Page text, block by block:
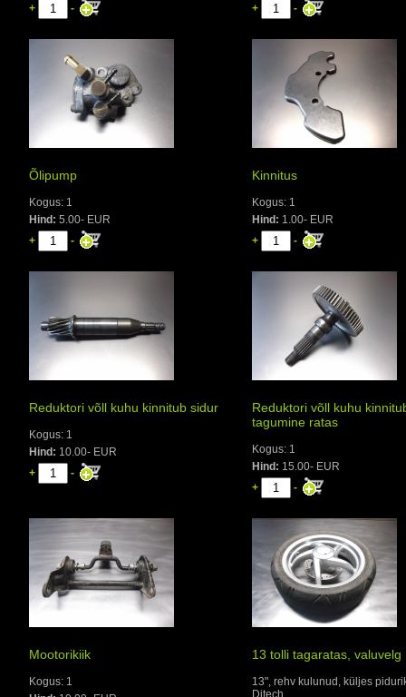
+
-
+
-
Õlipump
Kogus: 1
Hind: 5.00- EUR
+
-
Kinnitus
Kogus: 1
Hind: 1.00- EUR
+
-
Reduktori võll kuhu kinnitub sidur
Kogus: 1
Hind: 10.00- EUR
+
-
Reduktori võll kuhu
tagumine ratas
Kogus: 1
Hind: 15.00- EUR
+
-
Mootorikiik
Kogus: 1
13 tolli tagaratas, valuvelg
13", rehv kulunud, küljes
Ditech.